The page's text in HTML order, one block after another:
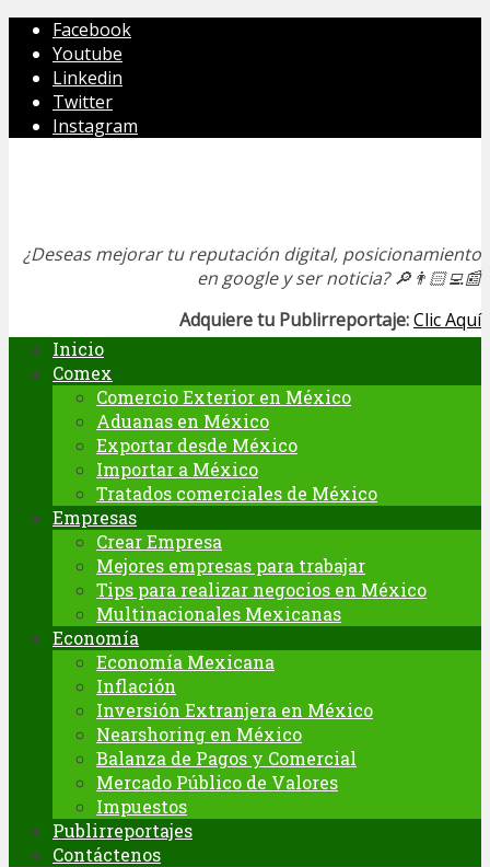
Facebook
Youtube
Linkedin
Twitter
Instagram
¿Deseas mejorar tu reputación digital, posicionamiento
en google y ser noticia?🔎👨🏻‍💻📰
Adquiere tu Publirreportaje:Clic Aquí
Inicio
Comex
Comercio Exterior en México
Aduanas en México
Exportar desde México
Importar a México
Tratados comerciales de México
Empresas
Crear Empresa
Mejores empresas para trabajar
Tips para realizar negocios en México
Multinacionales Mexicanas
Economía
Economía Mexicana
Inflación
Inversión Extranjera en México
Nearshoring en México
Balanza de Pagos y Comercial
Mercado Público de Valores
Impuestos
Publirreportajes
Contáctenos